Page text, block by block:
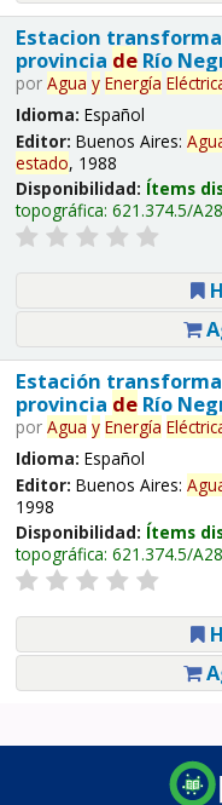
Estacion
provincia deRío
por Agua y Energía
Idioma: Español
Editor: Buenos Aires:
estado, 1988
Disponibilidad: Ítems
topográfica: 621.374.5/
Estación
provincia deRío
por Agua y Energía
Idioma: Español
Editor: Buenos Aires:
1998
Disponibilidad: Ítems
topográfica: 621.374.5/